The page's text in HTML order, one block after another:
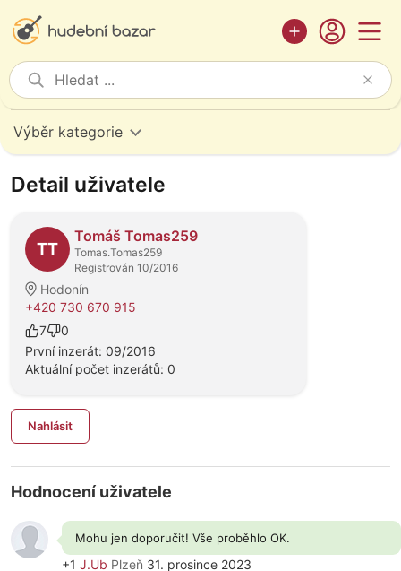
Výběr kategorie
Detail uživatele
TT
Tomáš Tomas259
Tomas.Tomas259
Registrován 10/2016
Hodonín
+420 730 670 915
7
0
První inzerát: 09/2016
Aktuální počet inzerátů: 0
Nahlásit
Hodnocení uživatele
Mohu jen doporučit! Vše proběhlo OK.
+1 J.Ub Plzeň 31. prosince 2023